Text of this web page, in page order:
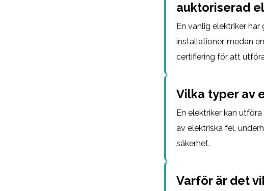
auktoriserad
En vanlig elektriker
installationer, medan
certifiering för att
Vilka typer av
En elektriker kan
av elektriska fel,
säkerhet.
Varför är det